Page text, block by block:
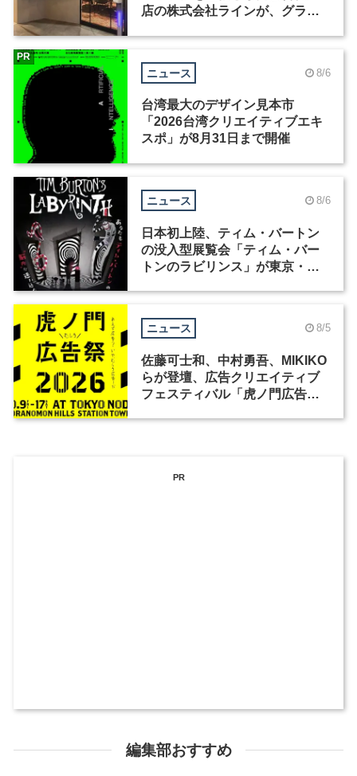
店の株式会社ラインが、グラフ
ニュース 8/6
台湾最大のデザイン見本市
「2026台湾クリエイティブエキ
スポ」が8月31日まで開催
PR
ニュース 8/6
日本初上陸、ティム・バートン
の没入型展覧会「ティム・バー
トンのラビリンス」が東京・豊
ニュース 8/5
佐藤可士和、中村勇吾、MIKIKO
らが登壇、広告クリエイティブ
フェスティバル「虎ノ門広告
PR
編集部おすすめ